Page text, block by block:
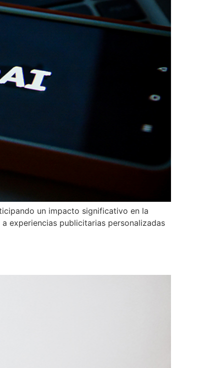
un impacto significativo en la
experiencias publicitarias personalizadas